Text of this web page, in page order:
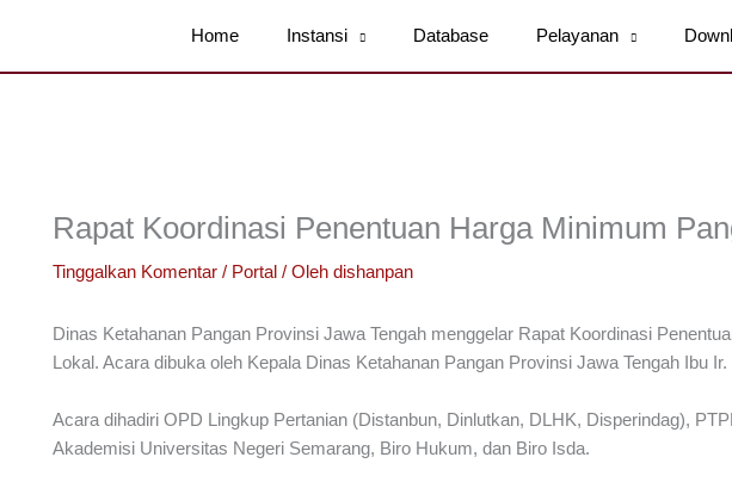
Home Instansi Database Pelayanan
Rapat Koordinasi Penentuan Harga Minimum
Tinggalkan Komentar / Portal / Oleh dishanpan
Dinas Ketahanan Pangan Provinsi Jawa Tengah menggelar Rapat Koordinasi
Lokal. Acara dibuka oleh Kepala Dinas Ketahanan Pangan Provinsi Jawa Tengah Ibu
Acara dihadiri OPD Lingkup Pertanian (Distanbun, Dinlutkan, DLHK, Disperindag),
Akademisi Universitas Negeri Semarang, Biro Hukum, dan Biro Isda.